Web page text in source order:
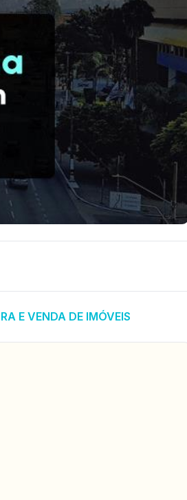
E VENDA DE IMÓVEIS